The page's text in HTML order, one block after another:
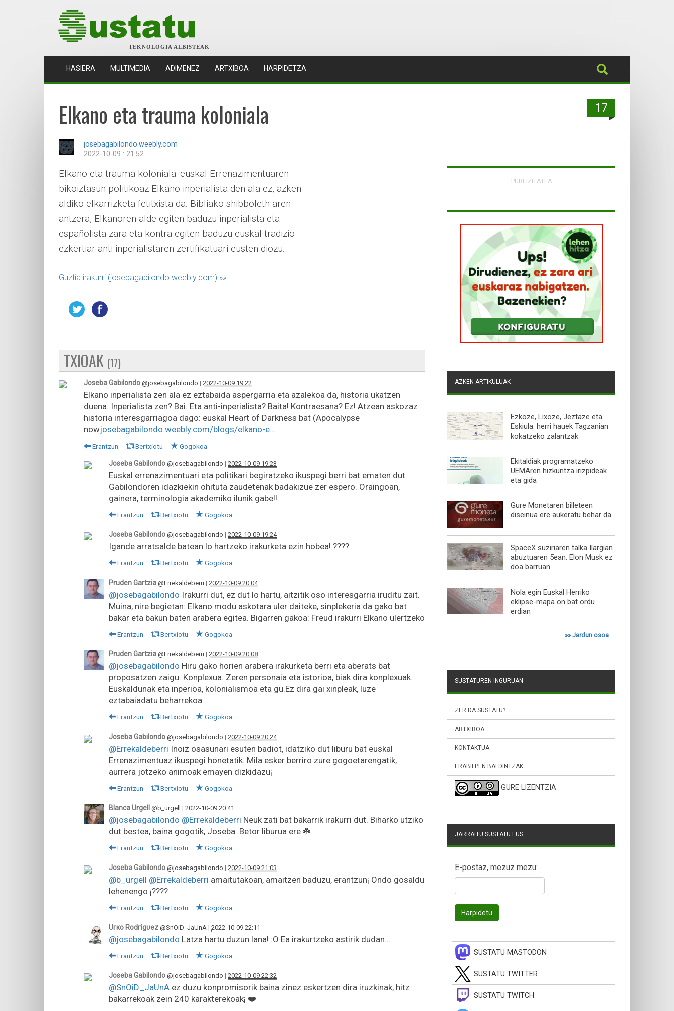
TEKNOLOGIA ALBISTEAK
HASIERA (CURRENT)
MULTIMEDIA ADIMENEZ ARTXIBOA HARPIDETZA
17
Elkano eta trauma koloniala
josebagabilondo.weebly.com
2022-10-09 : 21:52
Elkano eta trauma koloniala: euskal Errenazimentuaren
bikoiztasun politikoaz Elkano inperialista den ala ez, azken
aldiko elkarrizketa fetitxista da. Bibliako shibboleth-aren
antzera, Elkanoren alde egiten baduzu inperialista eta
españolista zara eta kontra egiten baduzu euskal tradizio
ezkertiar anti-inperialistaren zertifikatuari eusten diozu.
Guztia irakurri (josebagabilondo.weebly.com) »»
TXIOAK (17)
Joseba Gabilondo @josebagabilondo | 2022-10-09 19:22
Elkano inperialista zen ala ez eztabaida aspergarria eta azalekoa da, historia ukatzen
duena. Inperialista zen? Bai. Eta anti-inperialista? Baita! Kontraesana? Ez! Atzean askozaz
historia interesgarriagoa dago: euskal Heart of Darkness bat (Apocalypse
nowjosebagabilondo.weebly.com/blogs/elkano-e…
Erantzun Bertxiotu Gogokoa
Joseba Gabilondo @josebagabilondo | 2022-10-09 19:23
Euskal errenazimentuari eta politikari begiratzeko ikuspegi berri bat ematen dut.
Gabilondoren idazkiekin ohituta zaudetenak badakizue zer espero. Oraingoan,
gainera, terminologia akademiko ilunik gabe!!
Erantzun Bertxiotu Gogokoa
Joseba Gabilondo @josebagabilondo | 2022-10-09 19:24
Igande arratsalde batean lo hartzeko irakurketa ezin hobea! ????
Erantzun Bertxiotu Gogokoa
Pruden Gartzia @Errekaldeberri | 2022-10-09 20:04
@josebagabilondo Irakurri dut, ez dut lo hartu, aitzitik oso interesgarria iruditu zait.
Muina, nire begietan: Elkano modu askotara uler daiteke, sinplekeria da gako bat
bakar eta bakun baten arabera egitea. Bigarren gakoa: Freud irakurri Elkano ulertzeko
Erantzun Bertxiotu Gogokoa
Pruden Gartzia @Errekaldeberri | 2022-10-09 20:08
@josebagabilondo Hiru gako horien arabera irakurketa berri eta aberats bat
proposatzen zaigu. Konplexua. Zeren personaia eta istorioa, biak dira konplexuak.
Euskaldunak eta inperioa, kolonialismoa eta gu.Ez dira gai xinpleak, luze
eztabaiadatu beharrekoa
Erantzun Bertxiotu Gogokoa
Joseba Gabilondo @josebagabilondo | 2022-10-09 20:24
@Errekaldeberri Inoiz osasunari esuten badiot, idatziko dut liburu bat euskal
Errenazimentuaz ikuspegi honetatik. Mila esker berriro zure gogoetarengatik,
aurrera jotzeko animoak emayen dizkidazu¡
Erantzun Bertxiotu Gogokoa
Blanca Urgell @b_urgell | 2022-10-09 20:41
@josebagabilondo @Errekaldeberri Neuk zati bat bakarrik irakurri dut. Biharko utziko
dut bestea, baina gogotik, Joseba. Betor liburua ere ☘️
Erantzun Bertxiotu Gogokoa
Joseba Gabilondo @josebagabilondo | 2022-10-09 21:03
@b_urgell @Errekaldeberri amaitutakoan, amaitzen baduzu, erantzun¡ Ondo gosaldu
lehenengo ¡????
Erantzun Bertxiotu Gogokoa
Uгкο Rοdгigυez @SnOiD_JaUnA | 2022-10-09 22:11
@josebagabilondo Latza hartu duzun lana! :O Ea irakurtzeko astirik dudan...
Erantzun Bertxiotu Gogokoa
Joseba Gabilondo @josebagabilondo | 2022-10-09 22:32
@SnOiD_JaUnA ez duzu konpromisorik baina zinez eskertzen dira iruzkinak, hitz
bakarrekoak zein 240 karakterekoak¡ ❤️
PUBLIZITATEA
AZKEN ARTIKULUAK
Ezkoze, Lixoze, Jeztaze eta
Eskiula: herri hauek Tagzanian
kokatzeko zalantzak
Ekitaldiak programatzeko
UEMAren hizkuntza irizpideak
eta gida
Gure Monetaren billeteen
diseinua ere aukeratu behar da
SpaceX suziriaren talka Ilargian
abuztuaren 5ean: Elon Musk ez
doa barruan
Nola egin Euskal Herriko
eklipse-mapa on bat ordu
erdian
»»Jardun osoa
SUSTATUREN INGURUAN
ZER DA SUSTATU?
ARTXIBOA
KONTAKTUA
ERABILPEN BALDINTZAK
GURE LIZENTZIA
JARRAITU SUSTATU.EUS
E-postaz, mezuz mezu:
SUSTATU MASTODON
SUSTATU TWITTER
SUSTATU TWITCH